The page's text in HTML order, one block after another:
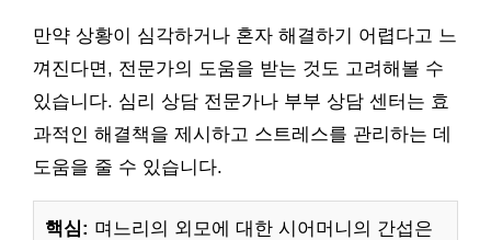
만약 상황이 심각하거나 혼자 해결하기 어렵다고 느
껴진다면, 전문가의 도움을 받는 것도 고려해볼 수
있습니다. 심리 상담 전문가나 부부 상담 센터는 효
과적인 해결책을 제시하고 스트레스를 관리하는 데
도움을 줄 수 있습니다.
핵심: 며느리의 외모에 대한 시어머니의 간섭은